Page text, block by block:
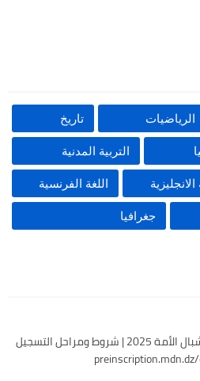
الرياضيات تاريخ
التربية المدنية
الانجليزية اللغة الفرنسية
جغرافيا
تسجيلات أشبال الأمة 2025 | شروط ومراحل التسجيل